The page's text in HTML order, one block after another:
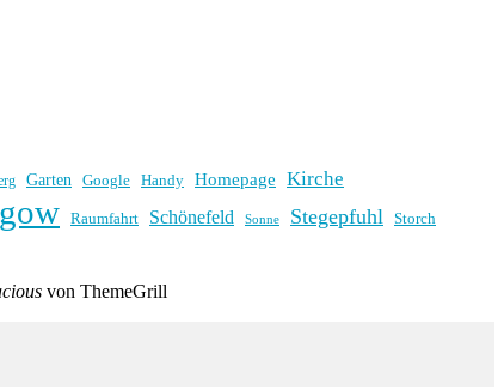
Garten Google Handy Homepage Kirche
Raumfahrt Schönefeld Sonne Stegepfuhl Storch
von ThemeGrill